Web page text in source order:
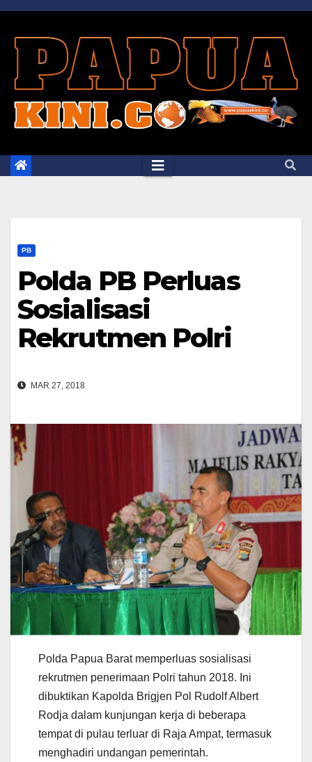
Skip
content
PB
Polda PB Perluas
Sosialisasi
Rekrutmen Polri
MAR 27, 2018
Polda Papua Barat memperluas sosialisasi
rekrutmen penerimaan Polri tahun 2018. Ini
dibuktikan Kapolda Brigjen Pol Rudolf Albert
Rodja dalam kunjungan kerja di beberapa
tempat di pulau terluar di Raja Ampat, termasuk
menghadiri undangan pemerintah.